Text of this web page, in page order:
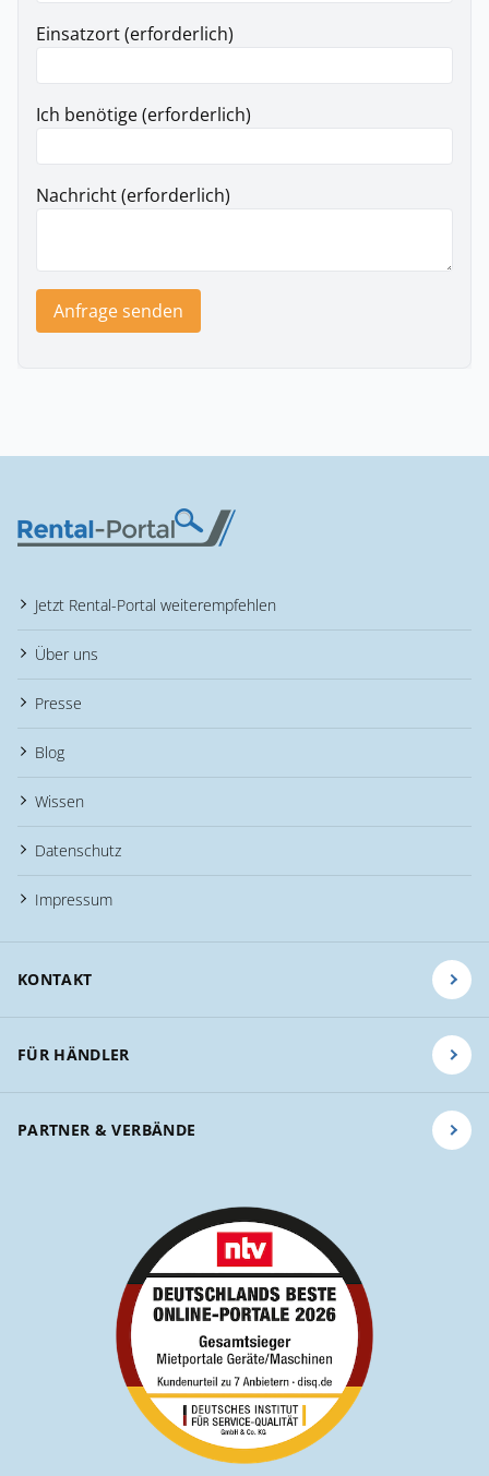
Einsatzort (erforderlich)
Ich benötige (erforderlich)
Nachricht (erforderlich)
Anfrage senden
Jetzt Rental-Portal weiterempfehlen
Über uns
Presse
Blog
Wissen
Datenschutz
Impressum
KONTAKT
FÜR HÄNDLER
PARTNER & VERBÄNDE